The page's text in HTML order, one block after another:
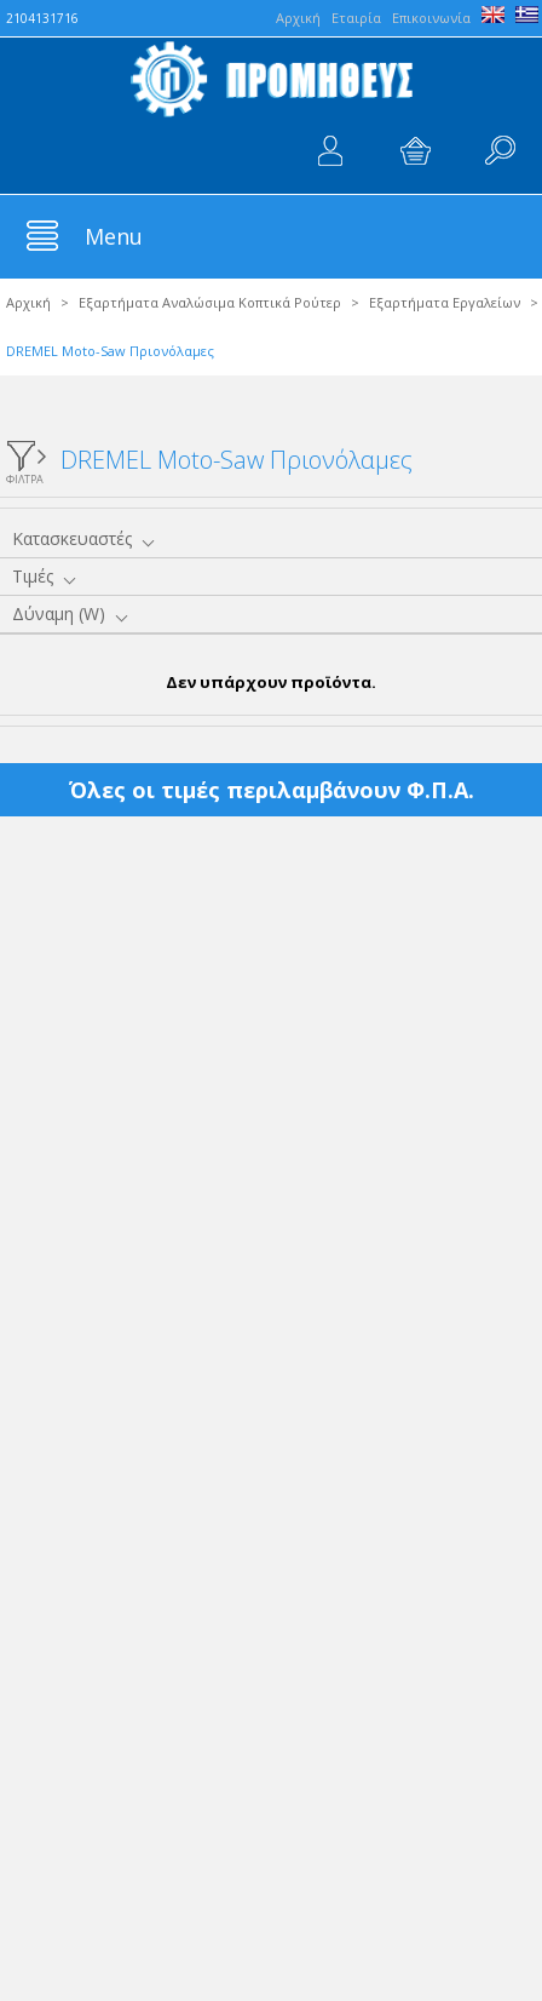
Aρχική Εταιρία Επικοινωνία
2104131716
Menu
Αρχική > Εξαρτήματα Αναλώσιμα Κοπτικά Ρούτερ > Εξαρτήματα Εργαλείων >
DREMEL Moto-Saw Πριονόλαμες
ΦΙΛΤΡΑ
DREMEL Moto-Saw Πριονόλαμες
Κατασκευαστές
Τιμές
Δύναμη (W)
Δεν υπάρχουν προϊόντα.
Όλες οι τιμές περιλαμβάνουν Φ.Π.Α.